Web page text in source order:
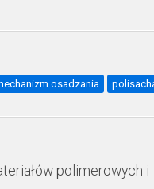
osadzania
polimerowych i